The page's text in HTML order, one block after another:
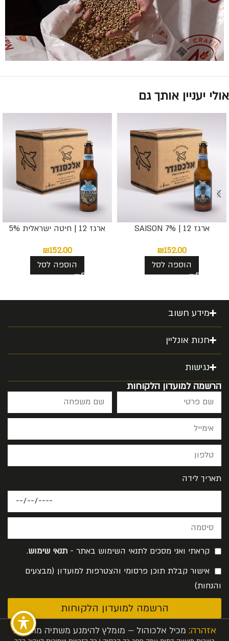
אולי יעניין אותך גם
ארגז 12 | SAISON 7%
₪152.00
הוספה לסל
ארגז 12 | חיטה ישראלית 5%
₪152.00
הוספה לסל
מידע חשוב
חנות אונליין
נגישות
הרשמה למועדון הלקוחות
תאריך לידה
קראתי ואני מסכים לתנאי השימוש באתר - תנאי שימוש.
אישור קבלת תוכן פרסומי והצטרפות למועדון (מבצעים
והנחות)
הרשמה למועדון הלקוחות
אזהרה: מכיל אלכוהול – מומלץ להימנע משתיה מופרזת